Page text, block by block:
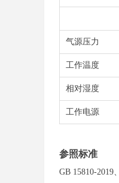
气源压力
工作温度
相对湿度
工作电源
参照标准
GB 15810-2019